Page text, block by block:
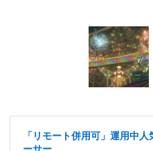
「リモート併用可」運用中